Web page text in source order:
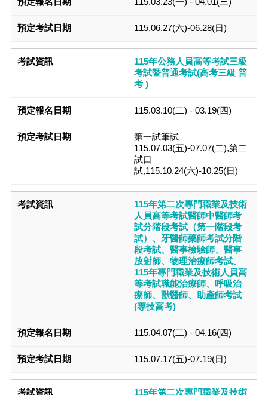
115.06.27(六)-06.28(日)
115年公務人員高等考試三級
考試暨普通考試(高考三級 普
考 )
115.03.10(二) - 03.19(四)
第一試筆試
115.07.03(五)-07.07(二),第二
試口
試,115.10.24(六)-10.25(日)
115年第二次專門職業及技術
人員高等考試醫師中醫師考
試分階段考試（第一階段考
試）、牙醫師藥師考試分階
段考試、醫事檢驗師、醫事
放射師、物理治療師考試、
115年專門職業及技術人員高
等考試職能治療師、呼吸治
療師、獸醫師、助產師考試
(專技高考)
115.04.07(二) - 04.16(四)
115.07.17(五)-07.19(日)
115年第二次專門職業及技術